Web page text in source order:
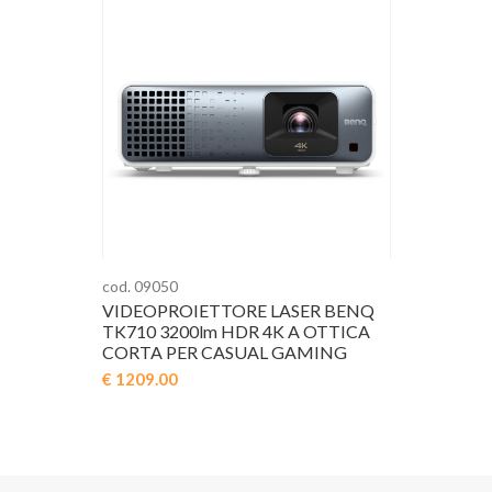
cod. 09050
VIDEOPROIETTORE LASER BENQ
TK710 3200lm HDR 4K A OTTICA
CORTA PER CASUAL GAMING
€ 1209.00